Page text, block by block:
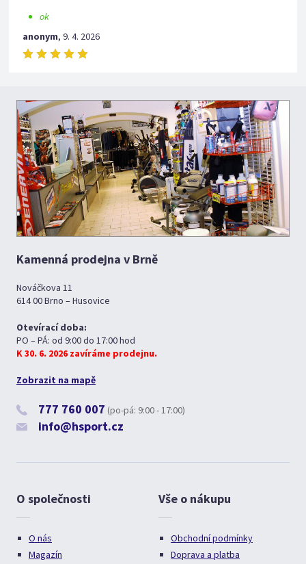
ok
anonym,9. 4. 2026
Kamenná prodejna v Brně
Nováčkova 11
614 00 Brno – Husovice
Otevírací doba:
PO – PÁ: od 9:00 do 17:00 hod
K 30. 6. 2026 zavíráme prodejnu.
Zobrazit na mapě
777 760 007 (po-pá: 9:00 - 17:00)
info@hsport.cz
O společnosti
O nás
Magazín
Vše o nákupu
Obchodní podmínky
Doprava a platba